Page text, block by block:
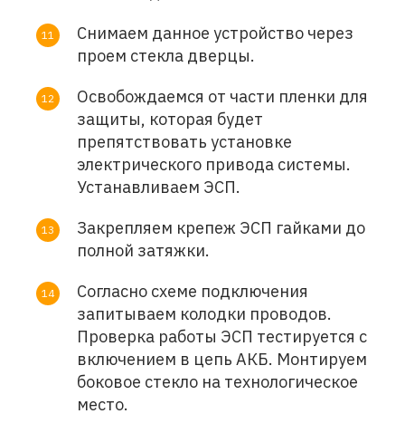
Снимаем данное устройство через
проем стекла дверцы.
Освобождаемся от части пленки для
защиты, которая будет
препятствовать установке
электрического привода системы.
Устанавливаем ЭСП.
Закрепляем крепеж ЭСП гайками до
полной затяжки.
Согласно схеме подключения
запитываем колодки проводов.
Проверка работы ЭСП тестируется с
включением в цепь АКБ. Монтируем
боковое стекло на технологическое
место.